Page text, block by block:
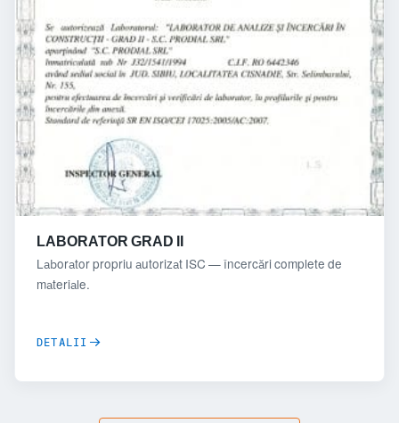
LABORATOR GRAD II
Laborator propriu autorizat ISC — încercări complete de
materiale.
DETALII